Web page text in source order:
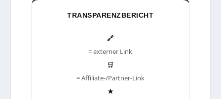
TRANSPARENZBERICHT
🔗
= externer Link
🛒
= Affiliate-/Partner-Link
★